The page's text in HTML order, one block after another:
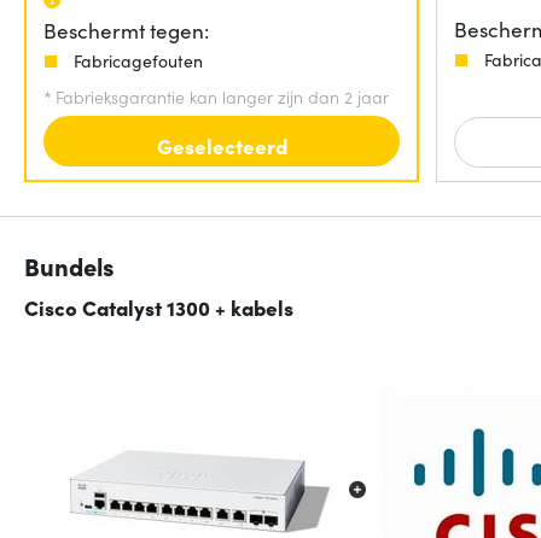
Beschermt tegen:
Fabricagefouten
* Fabrieksgarantie kan langer zijn dan 2 jaar
Geselecteerd
Bundels
Cisco Catalyst 1300 + kabels